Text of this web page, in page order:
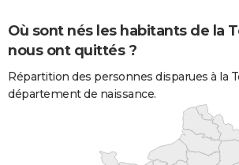
Où sont nés les habitants de la
nous ont quittés ?
Répartition des personnes disparues à la
département de naissance.